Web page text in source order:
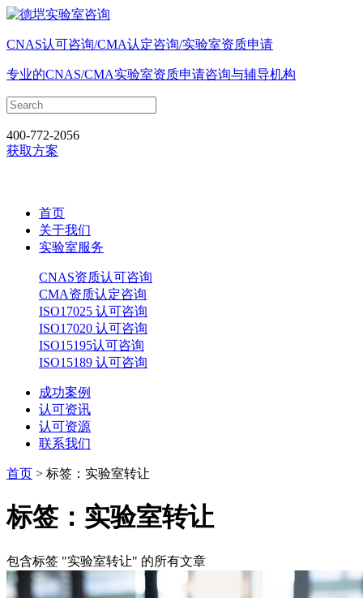
CNAS认可咨询/CMA认定咨询/实验室资质申请
专业的CNAS/CMA实验室资质申请咨询与辅导机构
400-772-2056
获取方案
首页
关于我们
实验室服务
CNAS资质认可咨询
CMA资质认定咨询
ISO17025 认可咨询
ISO17020 认可咨询
ISO15195认可咨询
ISO15189 认可咨询
成功案例
认可资讯
认可资源
联系我们
首页 > 标签：实验室转让
标签：实验室转让
包含标签 "实验室转让" 的所有文章